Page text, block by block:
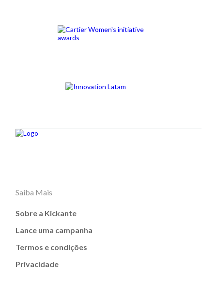
Saiba Mais
Sobre a Kickante
Lance uma campanha
Termos e condições
Privacidade